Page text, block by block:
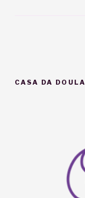
CASA DA DOULA